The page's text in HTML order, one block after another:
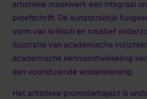
artistieke maakwerk een integraal
proefschrift. De kunstpraktijk
vorm van kritisch en creatief
illustratie van academische
academische kennisontwikkeling
een voortdurende wisselwerking.
Het artistieke promotietraject is